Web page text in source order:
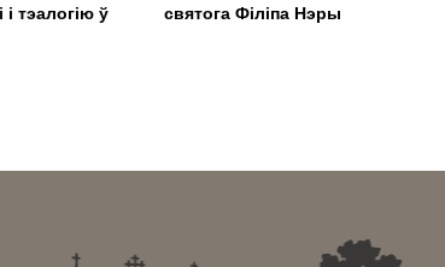
тэалогію ў
святога Філіпа Нэры